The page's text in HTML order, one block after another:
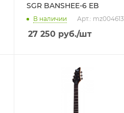
SGR BANSHEE-6 EB
В наличии Арт.: mz004613
27 250 руб./шт